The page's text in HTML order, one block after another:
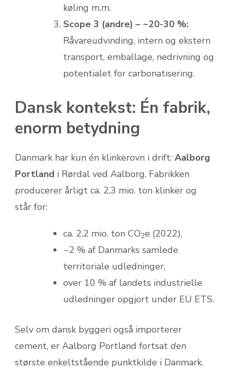
køling m.m.
Scope 3 (andre) – ~20-30 %:
Råvareudvinding, intern og ekstern
transport, emballage, nedrivning og
potentialet for carbonatisering.
Dansk kontekst: Én fabrik,
enorm betydning
Danmark har kun én klinkerovn i drift: Aalborg
Portland i Rørdal ved Aalborg. Fabrikken
producerer årligt ca. 2,3 mio. ton klinker og
står for:
ca. 2,2 mio. ton CO2e (2022),
~2 % af Danmarks samlede
territoriale udledninger,
over 10 % af landets industrielle
udledninger opgjort under EU ETS.
Selv om dansk byggeri også importerer
cement, er Aalborg Portland fortsat den
største enkeltstående punktkilde i Danmark.